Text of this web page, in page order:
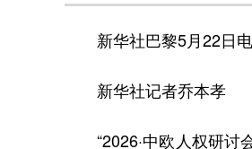
新华社巴黎5月22日
新华社记者乔本孝
“2026·中欧人权研讨会